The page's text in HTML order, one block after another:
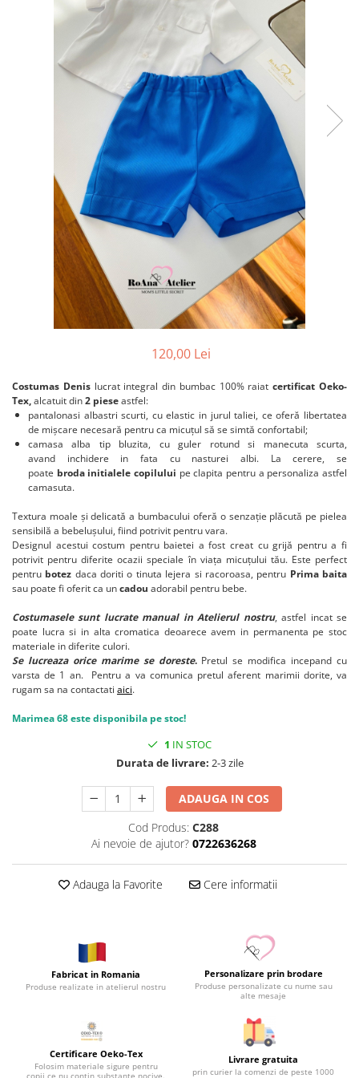
120,00 Lei
Costumas Denis lucrat integral din bumbac 100% raiatcertificat Oeko-
Tex,alcatuit din2 pieseastfel:
pantalonasi albastri scurti, cu elastic in jurul taliei, ce oferă libertatea
de mișcare necesară pentru ca micuțul să se simtă confortabil;
camasa alba tip bluzita, cu guler rotund si manecuta scurta,
avand inchidere in fata cu nasturei albi. La cerere, se
poate broda initialele copilului pe clapita pentru a personaliza astfel
camasuta.
Textura moale și delicată a bumbacului oferă o senzație plăcută pe pielea
sensibilă a bebelușului, fiind potrivit pentru vara.
Designul acestui costum pentru baietei a fost creat cu grijă pentru a fi
potrivit pentru diferite ocazii speciale în viața micuțului tău. Este perfect
pentru botez daca doriti o tinuta lejera si racoroasa, pentru Prima baita
sau poate fi oferit ca uncadou adorabil pentru bebe.
Costumasele sunt lucrate manual in Atelierul nostru, astfel incat se
poate lucra si in alta cromatica deoarece avem in permanenta pe stoc
materiale in diferite culori.
Se lucreaza orice marime se doreste.Pretul se modifica incepand cu
varsta de 1 an. Pentru a va comunica pretul aferent marimii dorite, va
rugam sa na contactati aici.
Marimea 68 este disponibila pe stoc!
1 IN STOC
Durata de livrare: 2-3 zile
ADAUGA IN COS
Cod Produs: C288
Ai nevoie de ajutor? 0722636268
Adauga la Favorite Cere informatii
Fabricat in Romania
Produse realizate in atelierul nostru
Personalizare prin brodare
Produse personalizate cu nume sau
alte mesaje
Certificare Oeko-Tex
Folosim materiale sigure pentru
copii ce nu contin substante nocive.
Livrare gratuita
prin curier la comenzi de peste 1000